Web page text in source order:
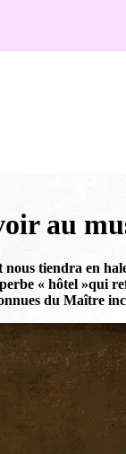
au
nous tiendra en
« hôtel »qui
du Maître